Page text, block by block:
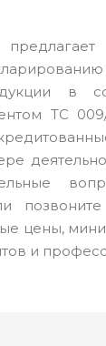
в
ТС
цены,
и